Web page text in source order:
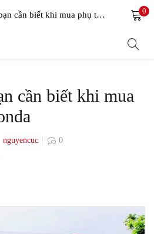
Những điều bạn cần biết khi mua phụ tùng xe honda 0
cần biết khi mua
nguyencuc
0